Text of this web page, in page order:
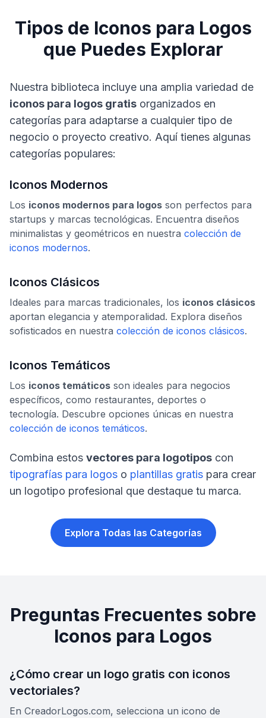
Tipos de Iconos para Logos
que Puedes Explorar
Nuestra biblioteca incluye una amplia variedad de
iconos para logos gratis organizados en
categorías para adaptarse a cualquier tipo de
negocio o proyecto creativo. Aquí tienes algunas
categorías populares:
Iconos Modernos
Los iconos modernos para logos son perfectos para
startups y marcas tecnológicas. Encuentra diseños
minimalistas y geométricos en nuestra colección de
iconos modernos.
Iconos Clásicos
Ideales para marcas tradicionales, los iconos clásicos
aportan elegancia y atemporalidad. Explora diseños
sofisticados en nuestra colección de iconos clásicos.
Iconos Temáticos
Los iconos temáticos son ideales para negocios
específicos, como restaurantes, deportes o
tecnología. Descubre opciones únicas en nuestra
colección de iconos temáticos.
Combina estos vectores para logotipos con
tipografías para logos o plantillas gratis para crear
un logotipo profesional que destaque tu marca.
Explora Todas las Categorías
Preguntas Frecuentes sobre
Iconos para Logos
¿Cómo crear un logo gratis con iconos
vectoriales?
En CreadorLogos.com, selecciona un icono de